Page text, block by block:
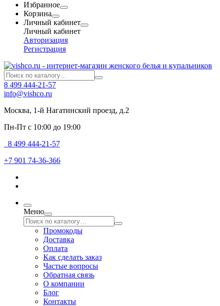
Избранное
Корзина
Личный кабинет
Личный кабинет
Авторизация
Регистрация
8 499 444-21-57
info@vishco.ru
Москва, 1-й Нагатинский проезд, д.2
Пн-Пт с 10:00 до 19:00
8 499 444-21-57
+7 901 74-36-366
Меню
Промокоды
Доставка
Оплата
Как сделать заказ
Частые вопросы
Обратная связь
О компании
Блог
Контакты